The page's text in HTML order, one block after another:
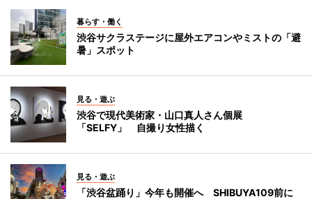
暮らす・働く
渋谷サクラステージに屋外エアコンやミストの「避
暑」スポット
見る・遊ぶ
渋谷で現代美術家・山口真人さん個展
「SELFY」 自撮り女性描く
見る・遊ぶ
「渋谷盆踊り」今年も開催へ SHIBUYA109前に